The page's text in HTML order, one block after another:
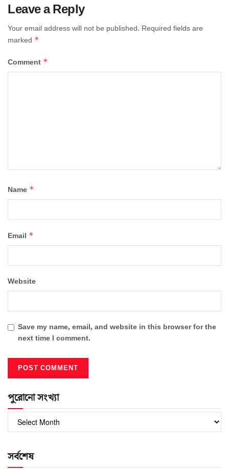
Leave a Reply
Your email address will not be published. Required fields are
marked *
Comment *
Name *
Email *
Website
Save my name, email, and website in this browser for the
next time I comment.
পুরোনো সংখ্যা
সংখ্যা
সর্বশেষ